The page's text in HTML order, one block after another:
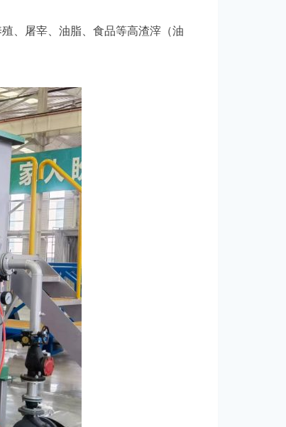
、屠宰、油脂、食品等高渣滓（油